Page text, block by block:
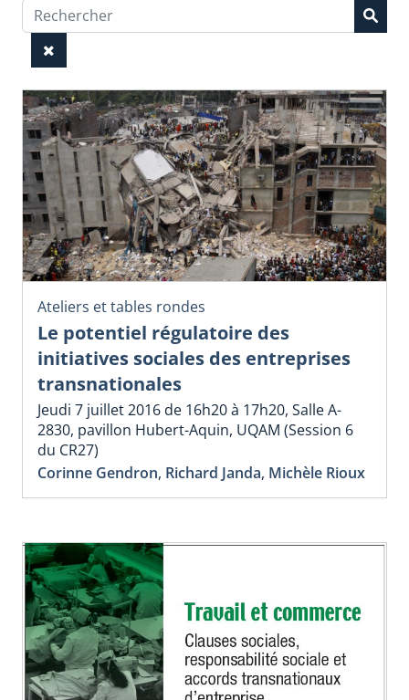
Ateliers et tables rondes
Le potentiel régulatoire des
initiatives sociales des entreprises
transnationales
Jeudi 7 juillet 2016 de 16h20 à 17h20, Salle A-
2830, pavillon Hubert-Aquin, UQAM (Session 6
du CR27)
Corinne Gendron, Richard Janda, Michèle Rioux